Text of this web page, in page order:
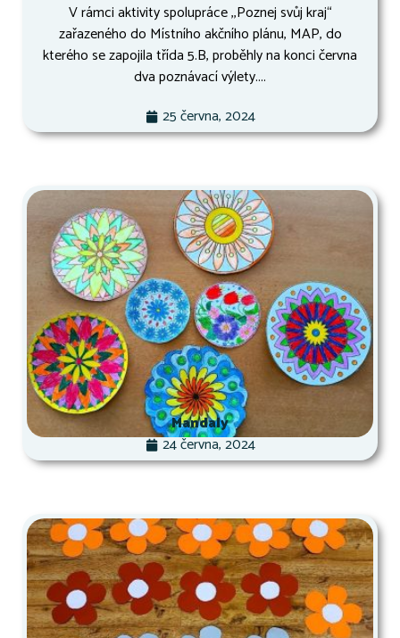
V rámci aktivity spolupráce ,,Poznej svůj kraj“
zařazeného do Místního akčního plánu, MAP, do
kterého se zapojila třída 5.B, proběhly na konci června
dva poznávací výlety....
25 června, 2024
Mandaly
24 června, 2024